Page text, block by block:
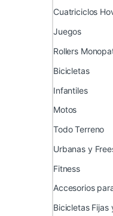
Cuatriciclos
Juegos
Rollers
Bicicletas
Infantiles
Motos
Todo Terreno
Urbanas y
Fitness
Accesorios
Bicicletas Fijas